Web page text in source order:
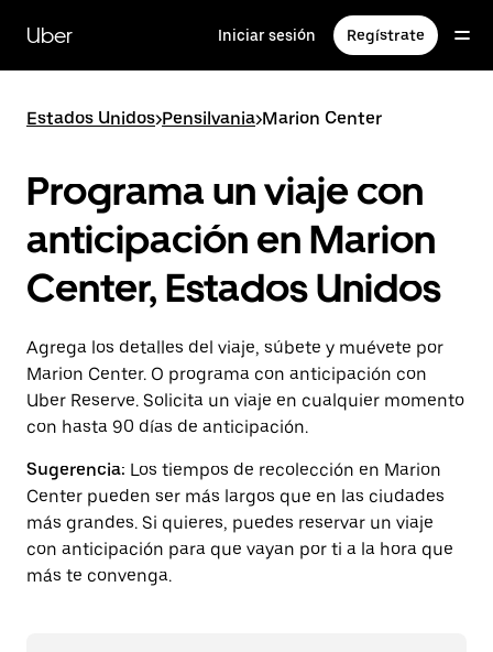
contenido
principal
Uber Iniciar sesión Regístrate
Estados Unidos>Pensilvania>Marion Center
Programa un viaje con
anticipación en Marion
Center, Estados Unidos
Agrega los detalles del viaje, súbete y muévete por
Marion Center. O programa con anticipación con
Uber Reserve. Solicita un viaje en cualquier momento
con hasta 90 días de anticipación.
Sugerencia: Los tiempos de recolección en Marion
Center pueden ser más largos que en las ciudades
más grandes. Si quieres, puedes reservar un viaje
con anticipación para que vayan por ti a la hora que
más te convenga.